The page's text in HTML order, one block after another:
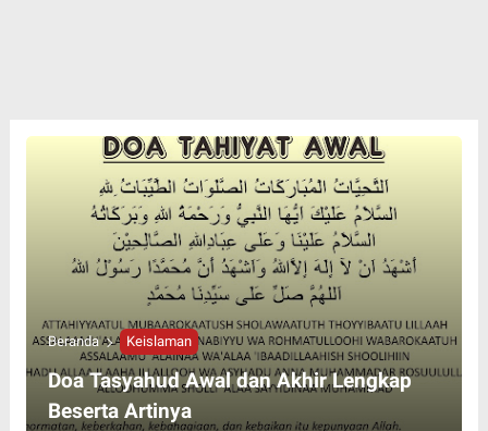
Beranda Keislaman
Doa Tasyahud Awal dan Akhir Lengkap
Beserta Artinya